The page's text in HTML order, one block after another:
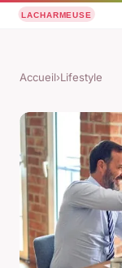
Accueil›Lifestyle